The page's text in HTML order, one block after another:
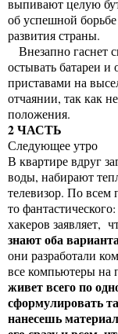
выпивают целую
об успешной
развития страны.
Внезапно гаснет
остывать батареи
приставами на
отчаянии, так как
положения.
2 ЧАСТЬ
Следующее утро
В квартире вдруг
воды, набирают
телевизор. По всем
то
хакеров заявляет,
знают оба
они разработали
все компьютеры на
живет всего по
сформулировать
нанесешь